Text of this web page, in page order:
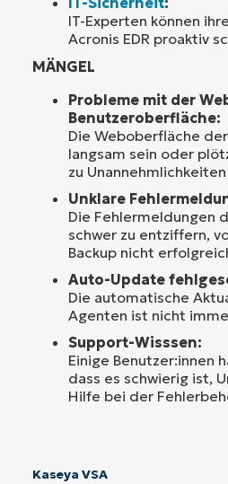
IT-Experten können
Acronis EDR proaktiv
MÄNGEL
Probleme mit der
Benutzeroberfläche:
Die Weboberfläche
langsam sein oder
zu
Unklare
Die Fehlermeldungen
schwer zu entziffern,
Backup nicht
Auto-Update
Die automatische
Agenten ist nicht
Support-Wisssen:
Einige Benutzer:innen
dass es schwierig ist,
Hilfe bei der
Kaseya VSA